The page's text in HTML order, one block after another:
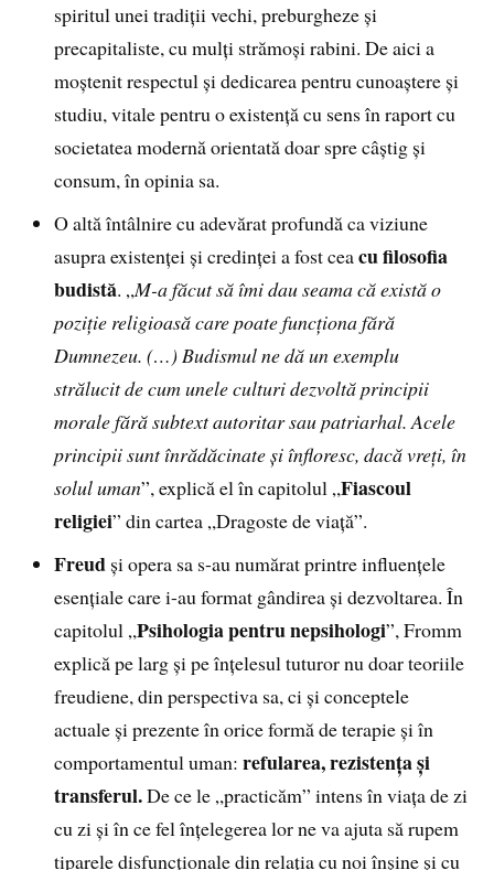
spiritul unei tradiții vechi, preburgheze și
precapitaliste, cu mulți strămoși rabini. De aici a
moștenit respectul și dedicarea pentru cunoaștere și
studiu, vitale pentru o existență cu sens în raport cu
societatea modernă orientată doar spre câștig și
consum, în opinia sa.
O altă întâlnire cu adevărat profundă ca viziune
asupra existenței și credinței a fost ceacu filosofia
budistă. „M-a făcut să îmi dau seama că există o
poziție religioasă care poate funcționa fără
Dumnezeu. (…)Budismul ne dă un exemplu
strălucit de cum unele culturi dezvoltă principii
morale fără subtext autoritar sau patriarhal. Acele
principii sunt înrădăcinate și înfloresc, dacă vreți, în
solul uman”, explică el în capitolul „Fiascoul
religiei” din cartea „Dragoste de viață”.
Freud și opera sa s-au numărat printre influențele
esențiale care i-au format gândirea și dezvoltarea. În
capitolul „Psihologia pentru nepsihologi”, Fromm
explică pe larg și pe înțelesul tuturor nu doar teoriile
freudiene, din perspectiva sa, ci și conceptele
actuale și prezente în orice formă de terapie și în
comportamentul uman:refularea, rezistența și
transferul.De ce le „practicăm” intens în viața de zi
cu zi și în ce fel înțelegerea lor ne va ajuta să rupem
tiparele disfuncționale din relația cu noi înșine și cu